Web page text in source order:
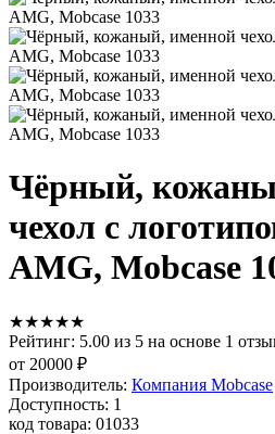
Чёрный,
чехол с
AMG, Mobcase
★★★★★
Рейтинг: 5.00 из 5 на основе 1
от 20000 ₽
Производитель: Компания Mobcase
Доступность: 1
код товара: 01033